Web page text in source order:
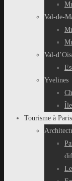
Val-de-
Val-
Yvelines
Tourisme à Paris